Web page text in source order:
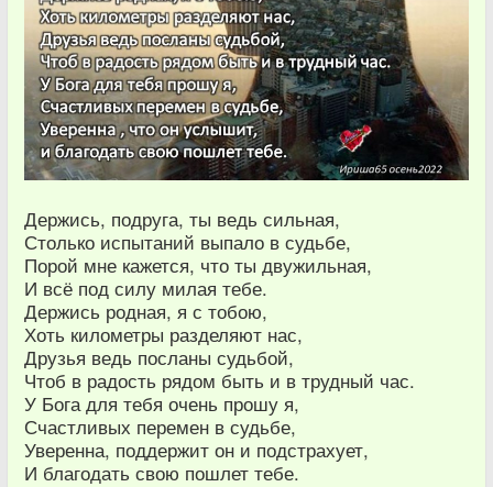
Держись, подруга, ты ведь сильная,
Столько испытаний выпало в судьбе,
Порой мне кажется, что ты двужильная,
И всё под силу милая тебе.
Держись родная, я с тобою,
Хоть километры разделяют нас,
Друзья ведь посланы судьбой,
Чтоб в радость рядом быть и в трудный час.
У Бога для тебя очень прошу я,
Счастливых перемен в судьбе,
Уверенна, поддержит он и подстрахует,
И благодать свою пошлет тебе.